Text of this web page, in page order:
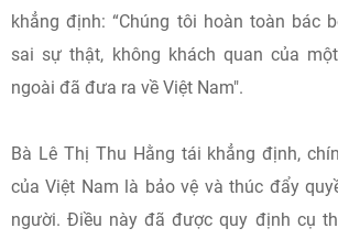
khẳng định: “Chúng tôi hoàn toàn bác
sai sự thật, không khách quan của
ngoài đã đưa ra về Việt Nam".
Bà Lê Thị Thu Hằng tái khẳng định,
của Việt Nam là bảo vệ và thúc đẩy
người. Điều này đã được quy định cụ